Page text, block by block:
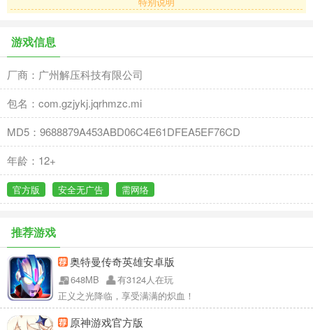
游戏信息
厂商：广州解压科技有限公司
包名：com.gzjykj.jqrhmzc.mi
MD5：9688879A453ABD06C4E61DFEA5EF76CD
年龄：12+
官方版 安全无广告 需网络
推荐游戏
奥特曼传奇英雄安卓版
648MB
有3124人在玩
正义之光降临，享受满满的炽血！
原神游戏官方版